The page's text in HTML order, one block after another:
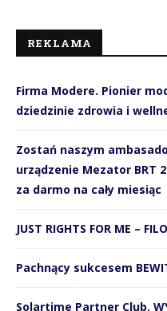
REKLAMA
Firma Modere. Pionier
dziedzinie zdrowia i
Zostań naszym
urządzenie Mezator BRT
za darmo na cały miesiąc
JUST RIGHTS FOR ME –
Pachnący sukcesem
Solartime Partner Club.